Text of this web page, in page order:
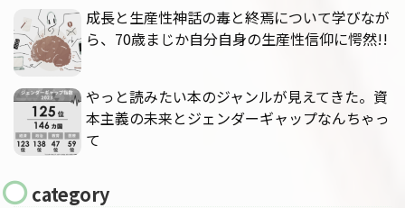
成長と生産性神話の毒と終焉について学びなが
ら、70歳まじか自分自身の生産性信仰に愕然!!
やっと読みたい本のジャンルが見えてきた。資
本主義の未来とジェンダーギャップなんちゃっ
て
category